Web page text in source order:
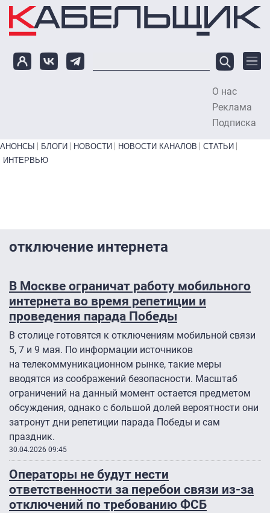
Перейти к основному содержанию
О нас
Реклама
Подписка
Primary links bottom
АНОНСЫ БЛОГИ НОВОСТИ НОВОСТИ КАНАЛОВ
СТАТЬИ
ИНТЕРВЬЮ
отключение интернета
В Москве ограничат работу мобильного
интернета во время репетиции и
проведения парада Победы
В столице готовятся к отключениям мобильной связи
5, 7 и 9 мая. По информации источников
на телекоммуникационном рынке, такие меры
вводятся из соображений безопасности. Масштаб
ограничений на данный момент остается предметом
обсуждения, однако с большой долей вероятности они
затронут дни репетиции парада Победы и сам
праздник.
30.04.2026 09:45
Операторы не будут нести
ответственности за перебои связи из-за
отключений по требованию ФСБ